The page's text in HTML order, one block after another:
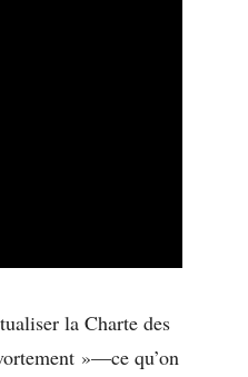
la Charte des
»—ce qu’on